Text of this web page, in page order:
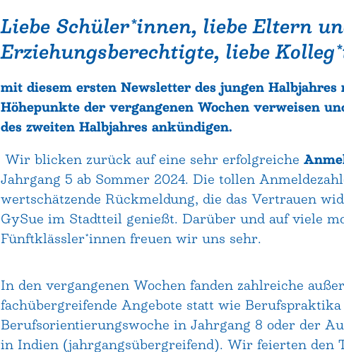
Liebe Schüler*innen, liebe Eltern
Erziehungsberechtigte, liebe
mit diesem ersten Newsletter des jungen
Höhepunkte der vergangenen Wochen verweisen
des zweiten Halbjahres ankündigen.
Wir blicken zurück auf eine sehr erfolgreiche
Jahrgang 5 ab Sommer 2024. Die tollen
wertschätzende Rückmeldung, die das Vertrauen
GySue im Stadtteil genießt. Darüber und auf viele
Fünftklässler*innen freuen wir uns sehr.
In den vergangenen Wochen fanden zahlreiche
fachübergreifende Angebote statt wie
Berufsorientierungswoche in Jahrgang 8 oder der
in Indien (jahrgangsübergreifend). Wir feierten den